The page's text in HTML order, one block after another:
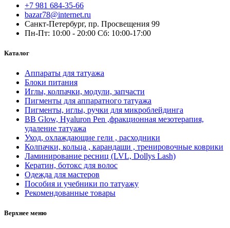
+7 981 684-35-66
bazar78@internet.ru
Санкт-Петербург, пр. Просвещения 99
Пн-Пт: 10:00 - 20:00 Сб: 10:00-17:00
Каталог
Аппараты для татуажа
Блоки питания
Иглы, колпачки, модули, запчасти
Пигменты для аппаратного татуажа
Пигменты, иглы, ручки для микроблейдинга
BB Glow, Hyaluron Pen ,фракционная мезотерапия,
удаление татуажа
Уход, охлаждающие гели , расходники
Колпачки, кольца , карандаши , тренировочные коврики
Ламинирование ресниц (LVL, Dollys Lash)
Кератин, ботокс для волос
Одежда для мастеров
Пособия и учебники по татуажу
Рекомендованные товары
Верхнее меню